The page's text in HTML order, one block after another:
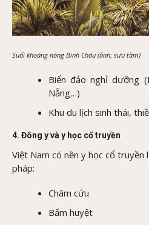
Suối khoáng nóng Bình Châu (ảnh: sưu tầm)
Biển đảo nghỉ dưỡng
Nẵng…)
Khu du lịch sinh thái,
4. Đông y và y học cổ truyền
Việt Nam có nền y học cổ truyền
pháp:
Châm cứu
Bấm huyệt